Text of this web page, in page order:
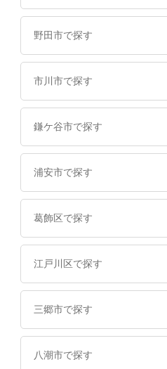
野田市で探す
市川市で探す
鎌ケ谷市で探す
浦安市で探す
葛飾区で探す
江戸川区で探す
三郷市で探す
八潮市で探す